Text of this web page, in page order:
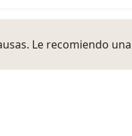
Le recomiendo